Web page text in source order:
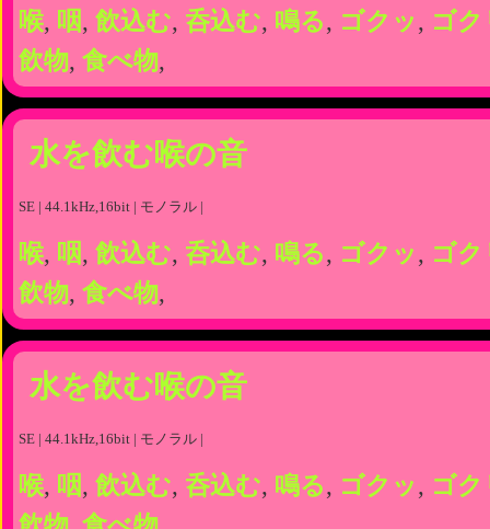
喉, 咽, 飲込む, 呑込む, 鳴る, ゴクッ , ゴ
飲物, 食べ物,
水を飲む喉の音
SE | 44.1kHz,16bit | モノラル |
喉, 咽, 飲込む, 呑込む, 鳴る, ゴクッ , ゴ
飲物, 食べ物,
水を飲む喉の音
SE | 44.1kHz,16bit | モノラル |
喉, 咽, 飲込む, 呑込む, 鳴る, ゴクッ , ゴ